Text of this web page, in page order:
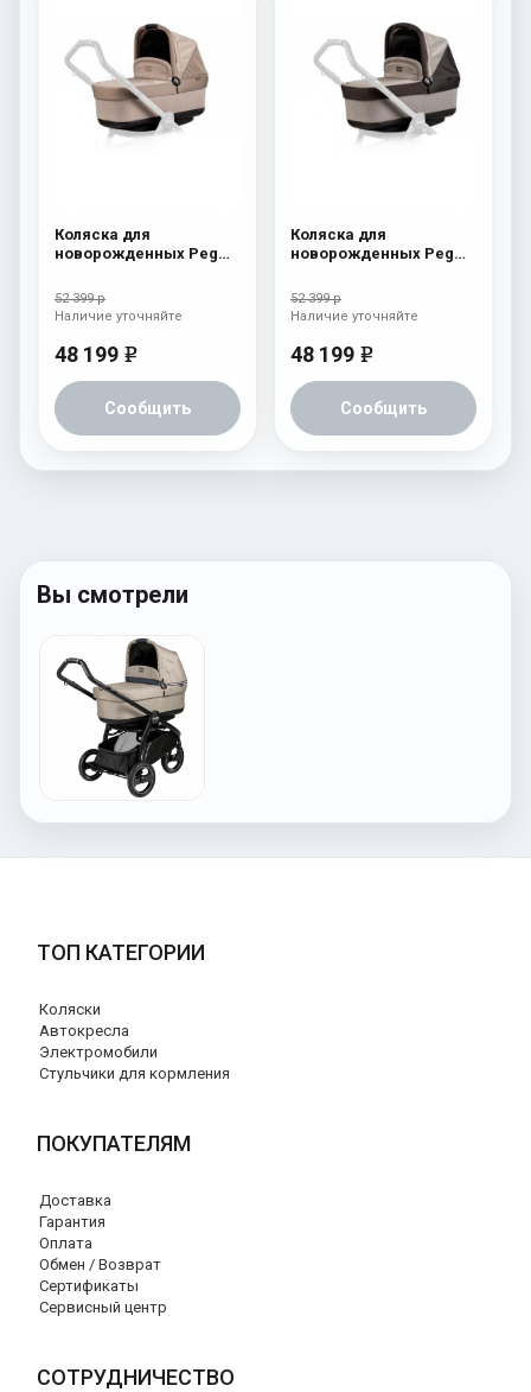
Коляска для
новорожденных Peg
Pop-Up) Cream
52 399 р
48 199 e
Сообщить
Наличие уточняйте
Коляска для
новорожденных Peg
Pop-Up) Atmosphere
52 399 р
48 199 e
Сообщить
Наличие уточняйте
Вы смотрели
ТОП КАТЕГОРИИ
Коляски
Автокресла
Электромобили
Стульчики для кормления
ПОКУПАТЕЛЯМ
Доставка
Гарантия
Оплата
Обмен / Возврат
Сертификаты
Сервисный центр
СОТРУДНИЧЕСТВО